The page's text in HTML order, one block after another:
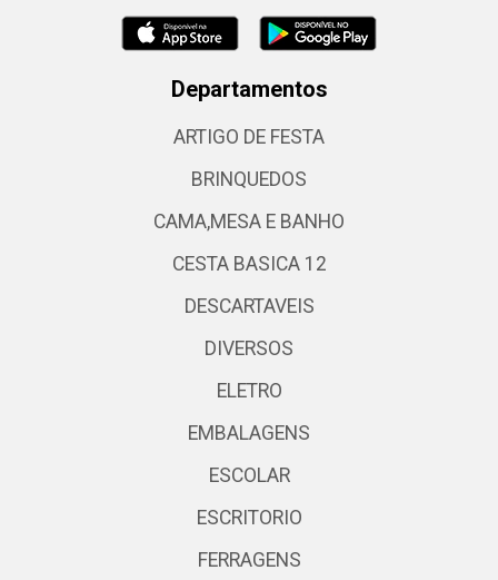
Departamentos
ARTIGO DE FESTA
BRINQUEDOS
CAMA,MESA E BANHO
CESTA BASICA 12
DESCARTAVEIS
DIVERSOS
ELETRO
EMBALAGENS
ESCOLAR
ESCRITORIO
FERRAGENS